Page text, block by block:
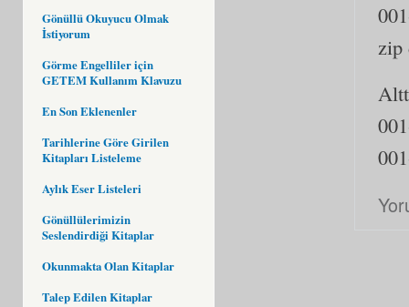
Gönüllü Okuyucu Olmak
İstiyorum
Görme Engelliler için
GETEM Kullanım Klavuzu
En Son Eklenenler
Tarihlerine Göre Girilen
Kitapları Listeleme
Aylık Eser Listeleri
Gönüllülerimizin
Seslendirdiği Kitaplar
Okunmakta Olan Kitaplar
Talep Edilen Kitaplar
zip